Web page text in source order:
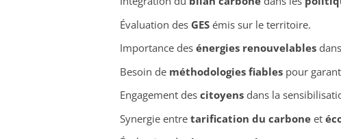
Évaluation des GESémis sur le territoire.
Importance des énergies renouvelables
Besoin de méthodologies fiablespour
Engagement des citoyensdans la
Synergie entre tarification du carboneet